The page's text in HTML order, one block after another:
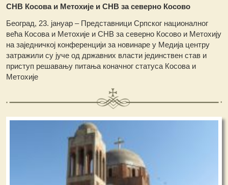
СНВ Косова и Метохије и СНВ за северно Косово
Београд, 23. јануар – Представници Српског националног
већа Косова и Метохије и СНВ за северно Косово и Метохију
на заједничкој конференцији за новинаре у Медија центру
затражили су јуче од државних власти јединствен став и
приступ решавању питања коначног статуса Косова и
Метохије